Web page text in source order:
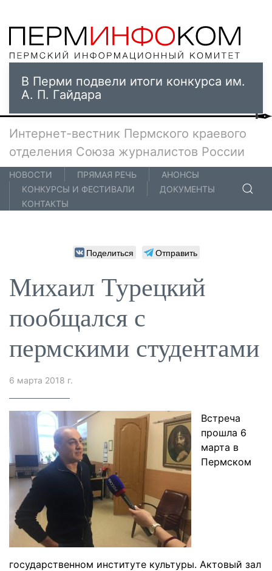
В Перми подвели итоги конкурса им.
А. П. Гайдара
Интернет-вестник Пермского краевого
отделения Союза журналистов России
НОВОСТИ ПРЯМАЯ РЕЧЬ
АНОНСЫ
КОНКУРСЫ И ФЕСТИВАЛИ
ДОКУМЕНТЫ
КОНТАКТЫ
Поделиться Отправить
Михаил Турецкий
пообщался с
пермскими студентами
6 марта 2018 г.
Встреча
прошла 6
марта в
Пермском
государственном институте культуры. Актовый зал